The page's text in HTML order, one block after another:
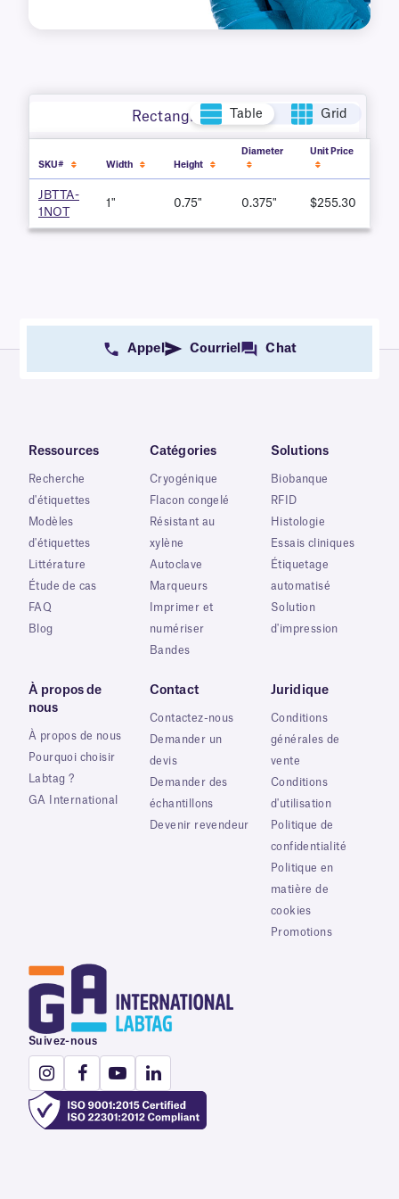
Rectangle + Circle
Table Grid
SKU# Width Height
Diameter Unit Price
JBTTA-
1NOT
1" 0.75" 0.375" $255.30
Appel Courriel Chat
Ressources
Recherche
d'étiquettes
Modèles
d'étiquettes
Littérature
Étude de cas
FAQ
Blog
Catégories
Cryogénique
Flacon congelé
Résistant au
xylène
Autoclave
Marqueurs
Imprimer et
numériser
Bandes
Solutions
Biobanque
RFID
Histologie
Essais cliniques
Étiquetage
automatisé
Solution
d'impression
À propos de
nous
À propos de nous
Pourquoi choisir
Labtag ?
GA International
Contact
Contactez-nous
Demander un
devis
Demander des
échantillons
Devenir revendeur
Juridique
Conditions
générales de
vente
Conditions
d'utilisation
Politique de
confidentialité
Politique en
matière de
cookies
Promotions
Suivez-nous